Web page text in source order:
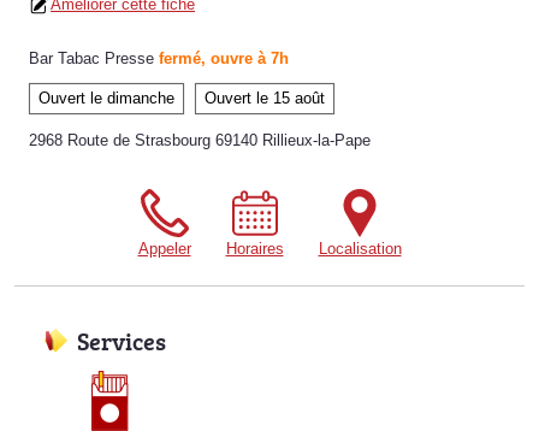
Améliorer cette fiche
Bar Tabac Presse fermé, ouvre à 7h
Ouvert le dimanche Ouvert le 15 août
2968 Route de Strasbourg 69140 Rillieux-la-Pape
Appeler Horaires Localisation
Services